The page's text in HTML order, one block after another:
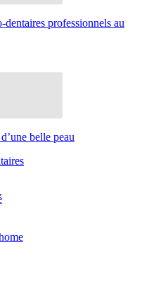
professionnels au
belle peau